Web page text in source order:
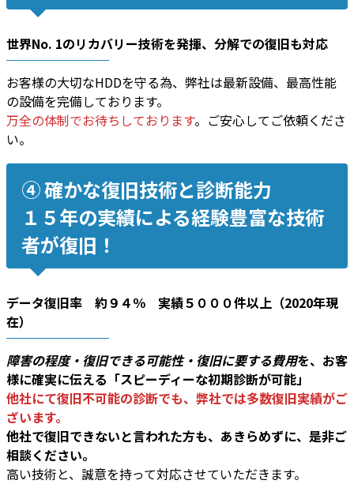
世界No. 1のリカバリー技術を発揮、 分解での復旧も対応
お客様の大切なHDDを守る為、弊社は最新設備、最高性能
の設備を完備しております。
万全の体制でお待ちしております。ご安心してご依頼くださ
い。
④ 確かな復旧技術と診断能力
１５年の実績による経験豊富な技術
者が復旧！
データ復旧率 約９４％ 実績５０００件以上（2020年現
在）
障害の程度・復旧できる可能性・復旧に要する費用を、お客
様に確実に伝える「スピーディーな初期診断が可能」
他社にて復旧不可能の診断でも、弊社では多数復旧実績がご
ざいます。
他社で復旧できないと言われた方も、あきらめずに、是非ご
相談ください。
高い技術と、誠意を持って対応させていただきます。